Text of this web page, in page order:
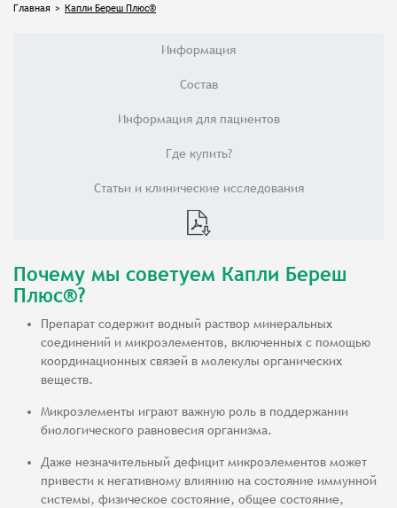
Главная > Капли Береш Плюс®
Информация
Состав
Информация для пациентов
Где купить?
Статьи и клинические исследования
Почему мы советуем Капли Береш
Плюс®?
Препарат содержит водный раствор минеральных
соединений и микроэлементов, включенных с помощью
координационных связей в молекулы органических
веществ.
Микроэлементы играют важную роль в поддержании
биологического равновесия организма.
Даже незначительный дефицит микроэлементов может
привести к негативному влиянию на состояние иммунной
системы, физическое состояние, общее состояние,